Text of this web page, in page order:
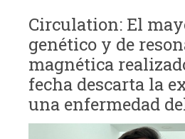
Circulation: El
genético y de
magnética
fecha descarta la
una enfermedad